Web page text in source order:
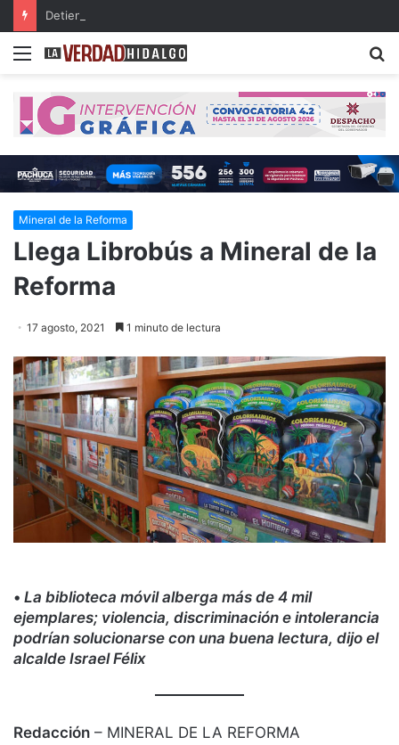
Menu
Mineral de la Reforma
Llega Librobús a Mineral de la
Reforma
17 agosto, 2021 1 minuto de lectura
• La biblioteca móvil alberga más de 4 mil
ejemplares; violencia, discriminación e intolerancia
podrían solucionarse con una buena lectura, dijo el
alcalde Israel Félix
Redacción – MINERAL DE LA REFORMA